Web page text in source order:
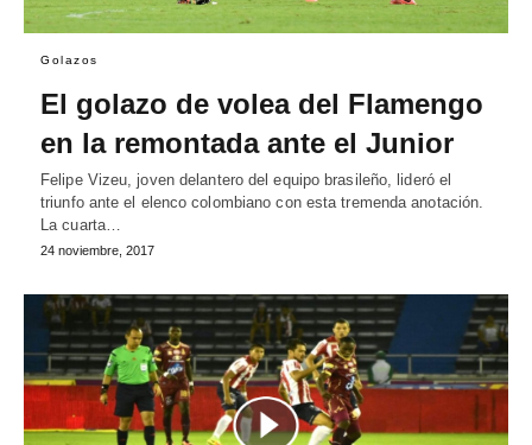
Golazos
El golazo de volea del Flamengo
en la remontada ante el Junior
Felipe Vizeu, joven delantero del equipo brasileño, lideró el
triunfo ante el elenco colombiano con esta tremenda anotación.
La cuarta…
24 noviembre, 2017